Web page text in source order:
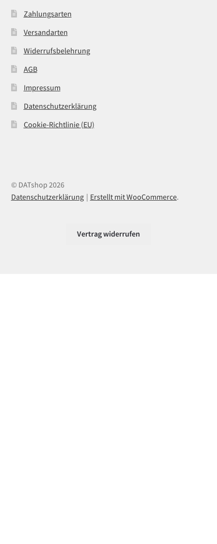
Zahlungsarten
Versandarten
Widerrufsbelehrung
AGB
Impressum
Datenschutzerklärung
Cookie-Richtlinie (EU)
© DATshop 2026
Datenschutzerklärung
Erstellt mit WooCommerce.
Vertrag widerrufen